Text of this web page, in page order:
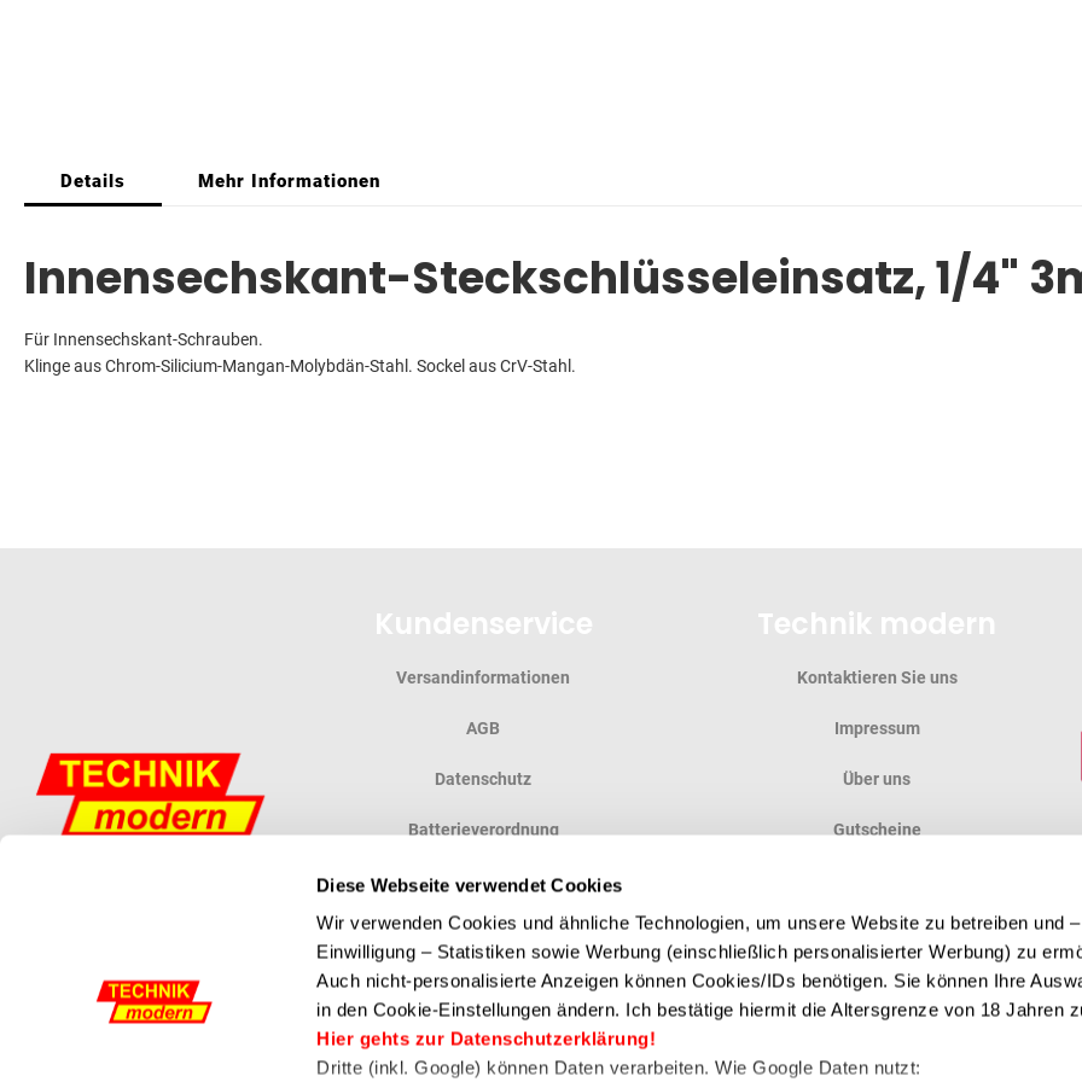
Diese Webseite verwendet Cookies
Wir verwenden Cookies und ähnliche Technologien, um unsere Website zu betreiben und
Einwilligung – Statistiken sowie Werbung (einschließlich personalisierter Werbung) zu
Auch nicht-personalisierte Anzeigen können Cookies/IDs benötigen. Sie können Ihre
in den Cookie-Einstellungen ändern. Ich bestätige hiermit die Altersgrenze von 18 Jahren
Hier gehts zur Datenschutzerklärung!
Dritte (inkl. Google) können Daten verarbeiten. Wie Google Daten nutzt:
Details
Innensechskant-Steckschlüsseleinsatz, 1/4"
Für Innensechskant-Schrauben.
Klinge aus Chrom-Silicium-Mangan-Molybdän-Stahl. Sockel aus CrV-Stahl.
Mehr Informationen
Versandinformationen
AGB
Datenschutz
Batterieverordnung
Widerrufsbelehrung
Kontaktieren Sie uns
Impressum
Über uns
Gutscheine
Powered by ETRON - Onlineshop, Warenwirtschaft und Kassensysteme